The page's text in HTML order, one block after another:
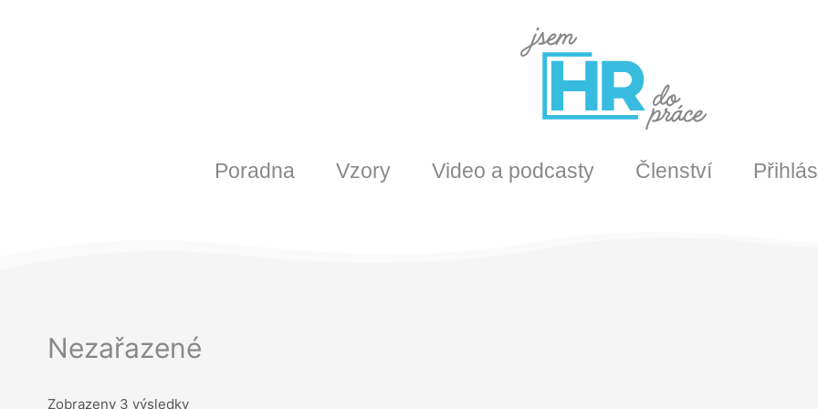
Poradna Vzory Video a podcasty Členství
Nezařazené
Zobrazeny 3 výsledky